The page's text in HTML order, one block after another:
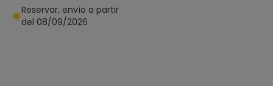
Reservar, envío a partir
del 08/09/2026